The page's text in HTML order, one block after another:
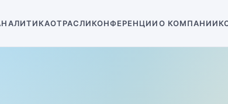
ОТРАСЛИКОНФЕРЕНЦИИО КОМПАНИИ